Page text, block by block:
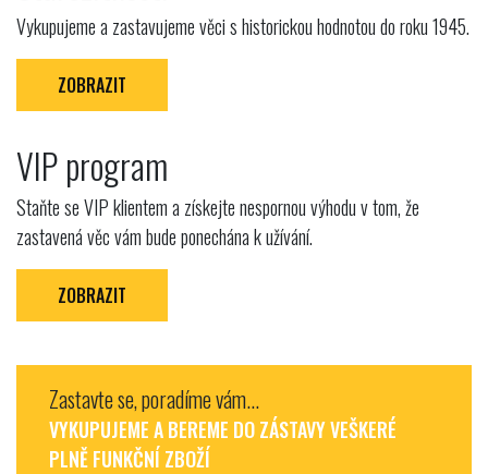
Vykupujeme a zastavujeme věci s historickou hodnotou do roku 1945.
ZOBRAZIT
VIP program
Staňte se VIP klientem a získejte nespornou výhodu v tom, že
zastavená věc vám bude ponechána k užívání.
ZOBRAZIT
Zastavte se, poradíme vám...
VYKUPUJEME A BEREME DO ZÁSTAVY VEŠKERÉ
PLNĚ FUNKČNÍ ZBOŽÍ